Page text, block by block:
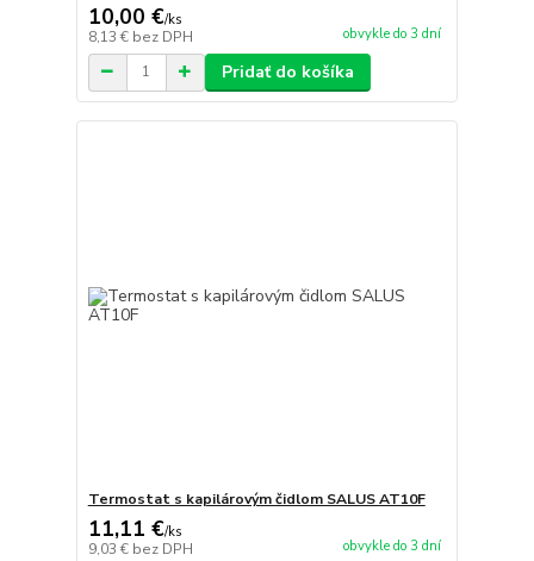
10,00 €/ks
8,13 € bez DPH obvykle do 3 dní
Pridať do košíka
Termostat s kapilárovým čidlom SALUS AT10F
11,11 €/ks
9,03 € bez DPH obvykle do 3 dní